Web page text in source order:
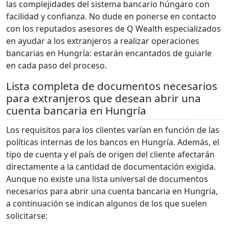
las complejidades del sistema bancario húngaro con
facilidad y confianza. No dude en ponerse en contacto
con los reputados asesores de Q Wealth especializados
en ayudar a los extranjeros a realizar operaciones
bancarias en Hungría: estarán encantados de guiarle
en cada paso del proceso.
Lista completa de documentos necesarios
para extranjeros que desean abrir una
cuenta bancaria en Hungría
Los requisitos para los clientes varían en función de las
políticas internas de los bancos en Hungría. Además, el
tipo de cuenta y el país de origen del cliente afectarán
directamente a la cantidad de documentación exigida.
Aunque no existe una lista universal de documentos
necesarios para abrir una cuenta bancaria en Hungría,
a continuación se indican algunos de los que suelen
solicitarse: